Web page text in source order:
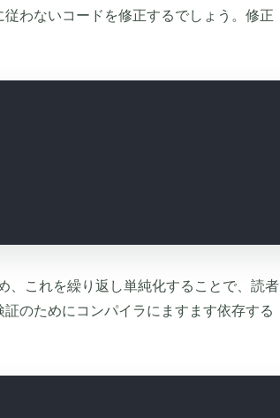
わないコードを修正するでしょう。修正
これを繰り返し単純化することで、読者
のためにコンパイラにますます依存する